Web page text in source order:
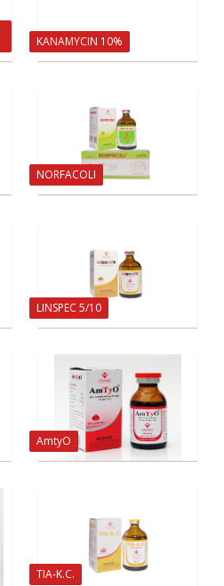
KANAMYCIN 10%
NORFACOLI
LINSPEC 5/10
AmtyO
TIA-K.C.